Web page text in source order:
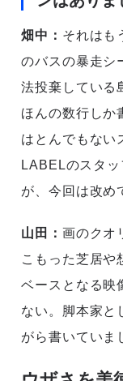
畑中： それはも
のバスの暴走シ
法投棄している
ほんの数行しか
はとんでもない
LABELのスタ
が、今回は改め
山田： 画のクオ
こもった芝居や
ベースとなる映
ない。脚本家と
がら書いていま